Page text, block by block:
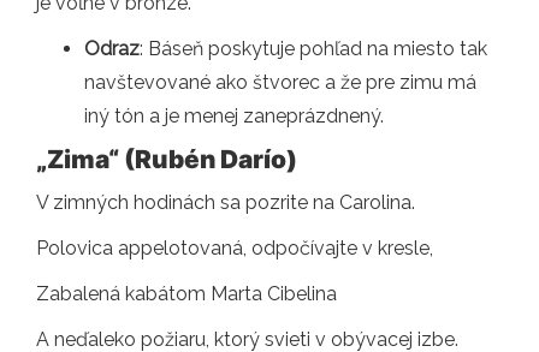
Odraz: Báseň poskytuje pohľad na miesto tak
navštevované ako štvorec a že pre zimu má
iný tón a je menej zaneprázdnený.
„Zima“ (Rubén Darío)
V zimných hodinách sa pozrite na Carolina.
Polovica appelotovaná, odpočívajte v kresle,
Zabalená kabátom Marta Cibelina
A neďaleko požiaru, ktorý svieti v obývacej izbe.